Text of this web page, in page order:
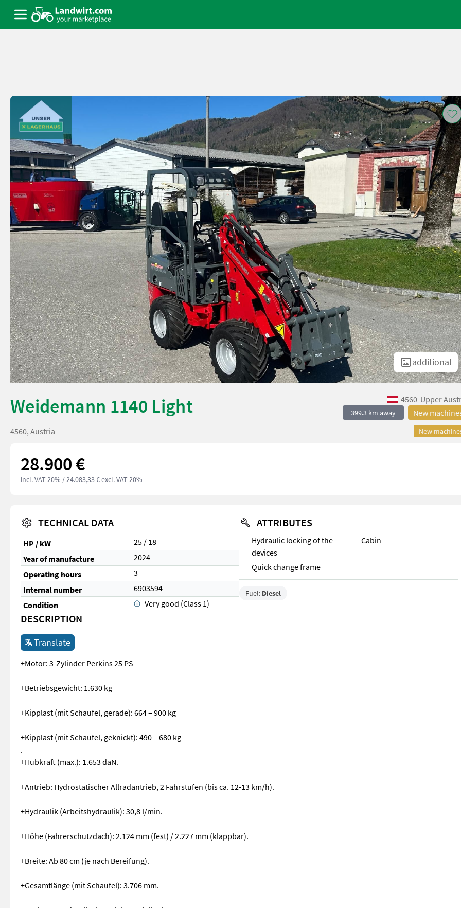
additional
Weidemann 1140 Light 4560 Upper
399.3 km away New
New
4560, Austria
28.900 €
incl. VAT 20% / 24.083,33 € excl. VAT 20%
TECHNICAL DATA
HP / kW
25 / 18
Year of manufacture
2024
Operating hours
3
Internal number
6903594
Condition
Very good (Class 1)
ATTRIBUTES
Hydraulic locking of the
devices
Cabin
Quick change frame
Fuel: Diesel
DESCRIPTION
Translate
+Motor: 3-Zylinder Perkins 25 PS
+Betriebsgewicht: 1.630 kg
+Kipplast (mit Schaufel, gerade): 664 – 900 kg
+Kipplast (mit Schaufel, geknickt): 490 – 680 kg
.
+Hubkraft (max.): 1.653 daN.
+Antrieb: Hydrostatischer Allradantrieb, 2 Fahrstufen (bis ca. 12-13 km/h).
+Hydraulik (Arbeitshydraulik): 30,8 l/min.
+Höhe (Fahrerschutzdach): 2.124 mm (fest) / 2.227 mm (klappbar).
+Breite: Ab 80 cm (je nach Bereifung).
+Gesamtlänge (mit Schaufel): 3.706 mm.